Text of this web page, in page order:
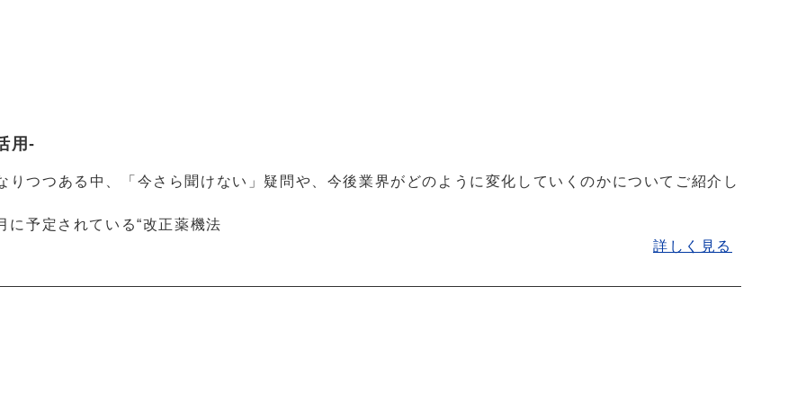
用-
つつある中、「今さら聞けない」疑問や、今後業界がどのように変化していくのかについてご紹介し
予定されている“改正薬機法
詳しく見る